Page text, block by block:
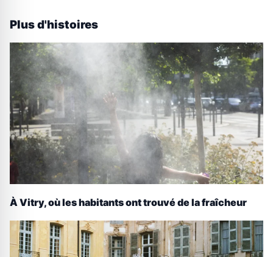
Plus d'histoires
À Vitry, où les habitants ont trouvé de la fraîcheur